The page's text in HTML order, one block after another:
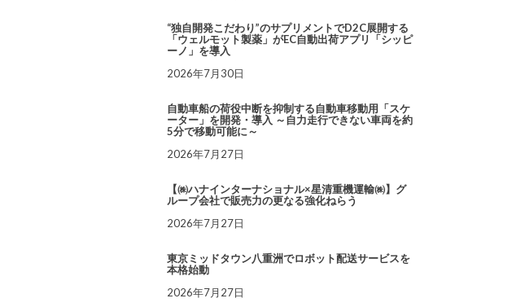
“独自開発こだわり”のサプリメントでD2C展開する
「ウェルモット製薬」がEC自動出荷アプリ「シッピ
ーノ」を導入
2026年7月30日
自動車船の荷役中断を抑制する自動車移動用「スケ
ーター」を開発・導入 ～自力走行できない車両を約
5分で移動可能に～
2026年7月27日
【㈱ハナインターナショナル×星清重機運輸㈱】グ
ループ会社で販売力の更なる強化ねらう
2026年7月27日
東京ミッドタウン八重洲でロボット配送サービスを
本格始動
2026年7月27日